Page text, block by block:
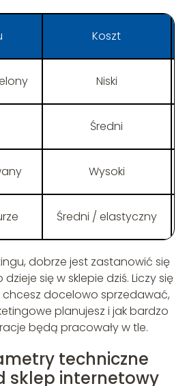
Koszt
Niski
Średni
Wysoki
Średni / elastyczny
dobrze jest zastanowić się
się w sklepie dziś. Liczy się
docelowo sprzedawać,
planujesz i jak bardzo
będą pracowały w tle.
techniczne
sklep internetowy